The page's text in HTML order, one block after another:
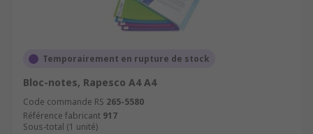
Temporairement en rupture de stock
Bloc-notes, Rapesco A4 A4
Code commande RS 265-5580
Référence fabricant 917
Sous-total (1 unité)